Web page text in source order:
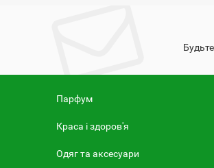
Парфум
Краса і здоров'я
Одяг та аксесуари